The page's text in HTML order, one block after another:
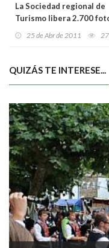
La Sociedad regional de
Turismo libera 2.700
25 de Abr de 2011
QUIZÁS TE INTERESE...